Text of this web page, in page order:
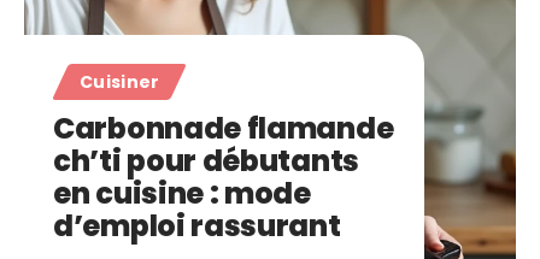
Cuisiner
Carbonnade flamande
ch’ti pour débutants
en cuisine : mode
d’emploi rassurant